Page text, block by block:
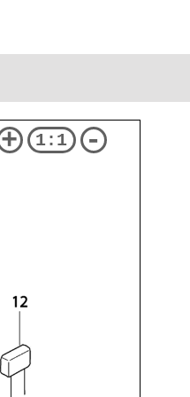
+ 1:1 -